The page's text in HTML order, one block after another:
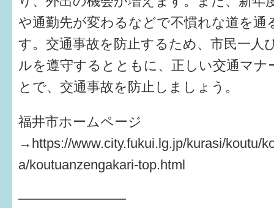
や通勤先が変わるなどで不慣れな道を通
す。交通事故を防止するため、市民一人
ルを遵守するとともに、正しい交通マナ
とで、交通事故を防止しましょう。
福井市ホームページ
→https://www.city.fukui.lg.jp/kurasi/koutu/
a/koutuanzengakari-top.html
━━━━━━━━
ソーシャルメディア
すまいるサポート行事案内